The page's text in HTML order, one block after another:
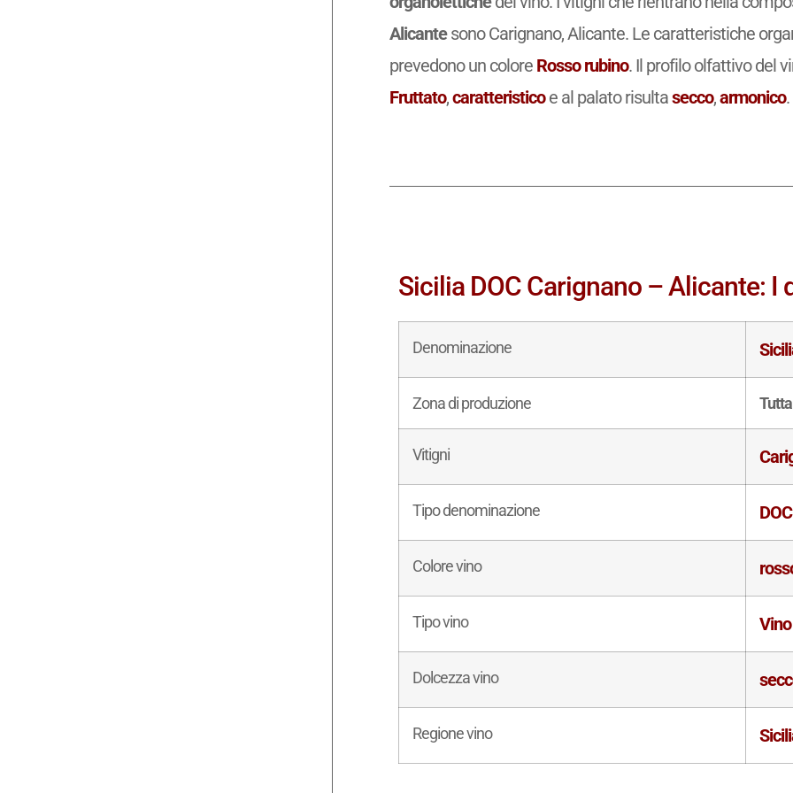
Alicantesono Carignano, Alicante. Le caratteristiche
prevedono un colore Rosso rubino. Il profilo olfattivo del
Fruttato,caratteristicoe al palato risultasecco,armonico.
Sicilia DOC Carignano – Alicante: I
Denominazione
Zona di produzione
Vitigni
Tipo denominazione DOC
Colore vino
Tipo vino
Dolcezza vino
Regione vino